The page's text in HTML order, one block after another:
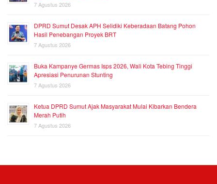
7 Agustus 2026
DPRD Sumut Desak APH Selidiki Keberadaan Batang Pohon
Hasil Penebangan Proyek BRT
7 Agustus 2026
Buka Kampanye Germas Isps 2026, Wali Kota Tebing Tinggi
Apresiasi Penurunan Stunting
7 Agustus 2026
Ketua DPRD Sumut Ajak Masyarakat Mulai Kibarkan Bendera
Merah Putih
7 Agustus 2026